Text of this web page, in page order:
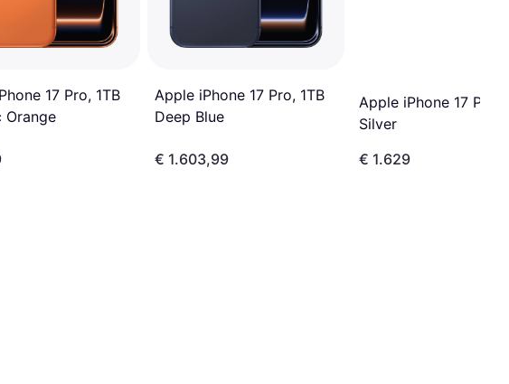
17 Pro, 1TB
Orange
Apple iPhone 17 Pro, 1TB
Deep Blue
€ 1.603,99
Apple iPhone 17 Pro,
Silver
€ 1.629